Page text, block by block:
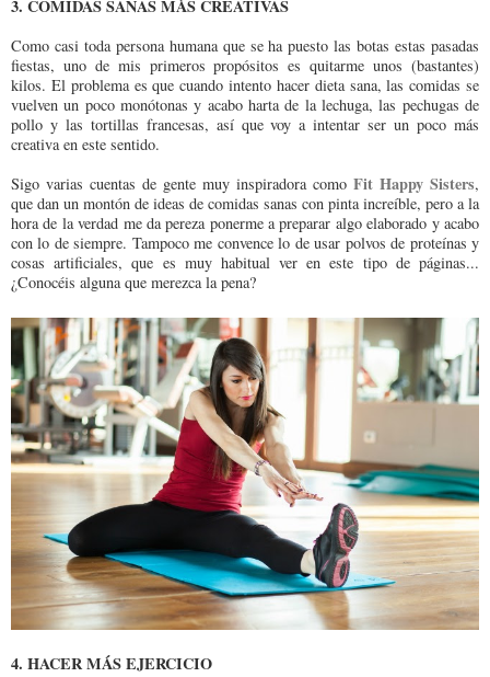
3. COMIDAS SANAS MÁS CREATIVAS
Como casi toda persona humana que se ha puesto las botas estas pasadas
fiestas, uno de mis primeros propósitos es quitarme unos (bastantes)
kilos. El problema es que cuando intento hacer dieta sana, las comidas se
vuelven un poco monótonas y acabo harta de la lechuga, las pechugas de
pollo y las tortillas francesas, así que voy a intentar ser un poco más
creativa en este sentido.
Sigo varias cuentas de gente muy inspiradora como Fit Happy Sisters,
que dan un montón de ideas de comidas sanas con pinta increíble, pero a la
hora de la verdad me da pereza ponerme a preparar algo elaborado y acabo
con lo de siempre. Tampoco me convence lo de usar polvos de proteínas y
cosas artificiales, que es muy habitual ver en este tipo de páginas...
¿Conocéis alguna que merezca la pena?
4. HACER MÁS EJERCICIO